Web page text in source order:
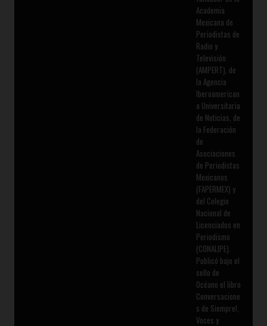
Academia
Mexicana de
Periodistas de
Radio y
Televisión
(AMPERT), de
la Agencia
Iberoamerican
a Universitaria
de Noticias, de
la Federación
de
Asociaciones
de Periodistas
Mexicanos
(FAPERMEX) y
del Colegio
Nacional de
Licenciados en
Periodismo
(CONALIPE).
Publicó bajo el
sello de
Océano el libro
Conversacione
s de Siempre!,
Voces y